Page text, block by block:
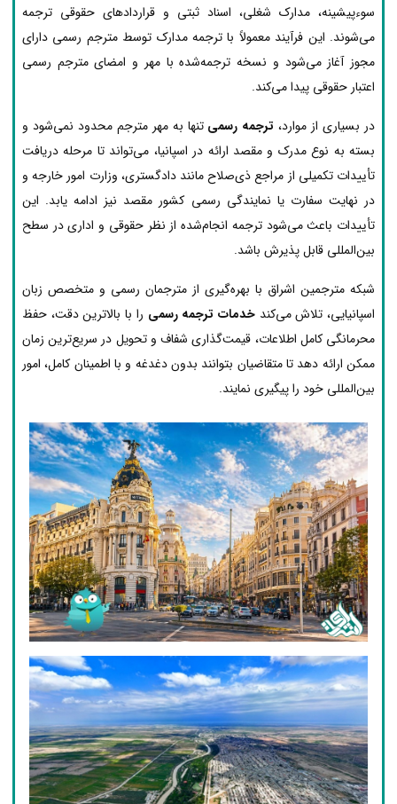
سوءپیشینه، مدارک شغلی، اسناد ثبتی و قراردادهای حقوقی ترجمه
می‌شوند. این فرآیند معمولاً با ترجمه مدارک توسط مترجم رسمی دارای
مجوز آغاز می‌شود و نسخه ترجمه‌شده با مهر و امضای مترجم رسمی
اعتبار حقوقی پیدا می‌کند.
در بسیاری از موارد، ترجمه رسمی تنها به مهر مترجم محدود نمی‌شود و
بسته به نوع مدرک و مقصد ارائه در اسپانیا، می‌تواند تا مرحله دریافت
تأییدات تکمیلی از مراجع ذی‌صلاح مانند دادگستری، وزارت امور خارجه و
در نهایت سفارت یا نمایندگی رسمی کشور مقصد نیز ادامه یابد. این
تأییدات باعث می‌شود ترجمه انجام‌شده از نظر حقوقی و اداری در سطح
بین‌المللی قابل پذیرش باشد.
شبکه مترجمین اشراق با بهره‌گیری از مترجمان رسمی و متخصص زبان
اسپانیایی، تلاش می‌کندخدمات ترجمه رسمی را با بالاترین دقت، حفظ
محرمانگی کامل اطلاعات، قیمت‌گذاری شفاف و تحویل در سریع‌ترین زمان
ممکن ارائه دهد تا متقاضیان بتوانند بدون دغدغه و با اطمینان کامل، امور
بین‌المللی خود را پیگیری نمایند.